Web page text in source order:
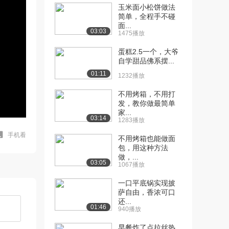
手机看
03:03
玉米面小松饼做法
简单，全程手不碰
面...
1475播放
01:11
蛋糕2.5一个，大爷
自学甜品佛系摆...
1232播放
03:14
不用烤箱，不用打
发，教你做最简单
家...
1283播放
03:05
不用烤箱也能做面
包，用这种方法
做，...
1067播放
01:46
一口平底锅实现披
萨自由，香浓可口
还...
940播放